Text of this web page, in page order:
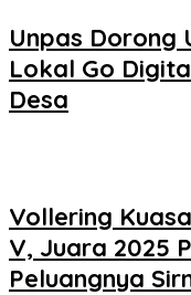
Unpas Dorong
Lokal Go
Desa
Vollering
V, Juara 2025
Peluangnya